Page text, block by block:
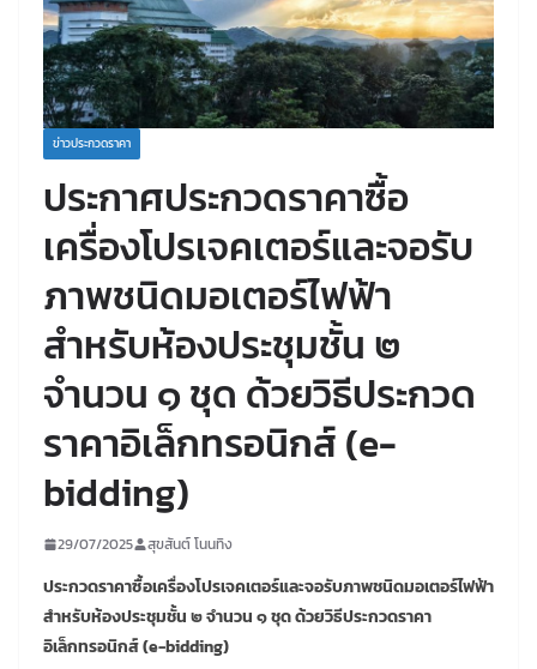
ข่าวประกวดราคา
ประกาศประกวดราคาซื้อ
เครื่องโปรเจคเตอร์และจอรับ
ภาพชนิดมอเตอร์ไฟฟ้า
สำหรับห้องประชุมชั้น ๒
จำนวน ๑ ชุด ด้วยวิธีประกวด
ราคาอิเล็กทรอนิกส์ (e-
bidding)
29/07/2025 สุขสันต์ โนนทิง
ประกวดราคาซื้อเครื่องโปรเจคเตอร์และจอรับภาพชนิดมอเตอร์ไฟฟ้า
สำหรับห้องประชุมชั้น ๒ จำนวน ๑ ชุด ด้วยวิธีประกวดราคา
อิเล็กทรอนิกส์ (e-bidding)